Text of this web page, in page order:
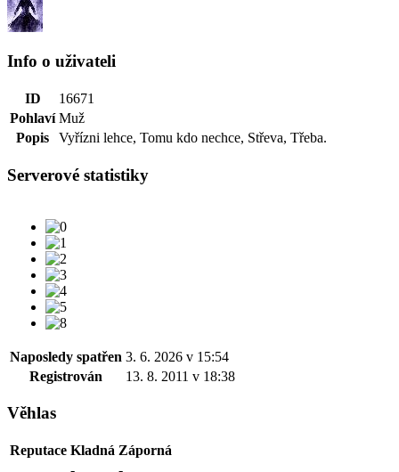
Info o uživateli
ID
16671
Pohlaví Muž
Popis
Vyřízni lehce, Tomu kdo nechce, Střeva, Třeba.
Serverové statistiky
Naposledy spatřen 3. 6. 2026 v 15:54
Registrován
13. 8. 2011 v 18:38
Věhlas
Reputace Kladná Záporná